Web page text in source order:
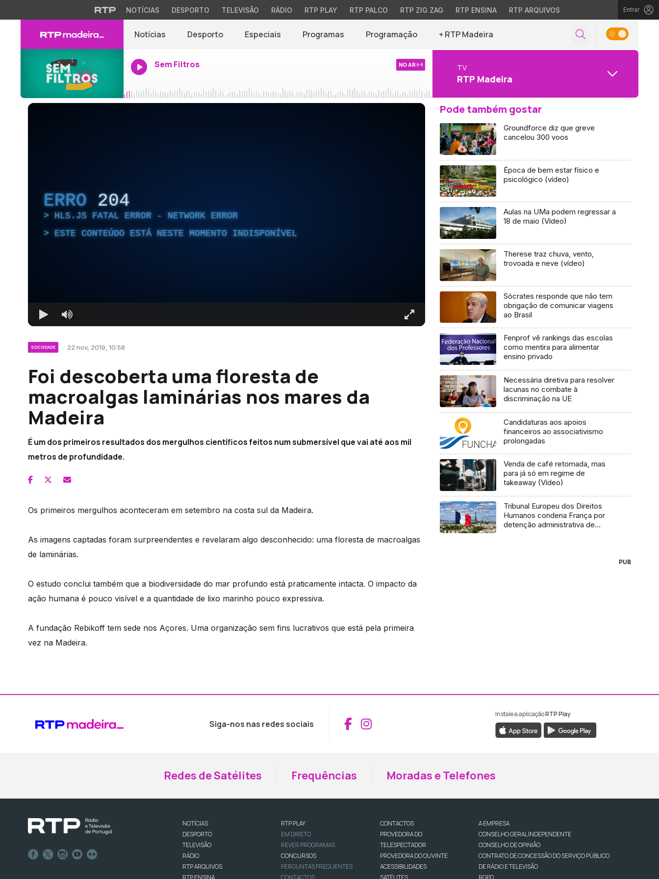
NOTÍCIAS DESPORTO TELEVISÃO RÁDIO RTP PLAY RTP PALCO RTP ZIG ZAG RTP ENSINA RTP ARQUIVOS Entrar
Notícias Desporto Especiais Programas Programação + RTP Madeira
Sem Filtros NO AR TV
RTP Madeira
ERRO 204
HLS.JS FATAL ERROR - NETWORK ERROR
ESTE CONTEÚDO ESTÁ NESTE MOMENTO INDISPONÍVEL
SOCIEDADE 22 nov, 2019, 10:58
Foi descoberta uma floresta de
macroalgas laminárias nos mares da
Madeira
É um dos primeiros resultados dos mergulhos científicos feitos num submersível que vai até aos mil
metros de profundidade.
Os primeiros mergulhos aconteceram em setembro na costa sul da Madeira.
As imagens captadas foram surpreendentes e revelaram algo desconhecido: uma floresta de macroalgas
de laminárias.
O estudo conclui também que a biodiversidade do mar profundo está praticamente intacta. O impacto da
ação humana é pouco visível e a quantidade de lixo marinho pouco expressiva.
A fundação Rebikoff tem sede nos Açores. Uma organização sem fins lucrativos que está pela primeira
vez na Madeira.
Pode também gostar
Groundforce diz que greve
cancelou 300 voos
Época de bem estar físico e
psicológico (vídeo)
Aulas na UMa podem regressar a
18 de maio (Vídeo)
Therese traz chuva, vento,
trovoada e neve (vídeo)
Sócrates responde que não tem
obrigação de comunicar viagens
ao Brasil
Fenprof vê rankings das escolas
como mentira para alimentar
ensino privado
Necessária diretiva para resolver
lacunas no combate à
discriminação na UE
Candidaturas aos apoios
financeiros ao associativismo
prolongadas
Venda de café retomada, mas
para já só em regime de
takeaway (Vídeo)
Tribunal Europeu dos Direitos
Humanos condena França por
detenção administrativa de
PUB
Siga-nos nas redes sociais Aceder ao Facebook da RTP Madeira
Aceder ao Instagram da RTP Madeira
Instale a aplicaçãoRTP Play
Redes de Satélites Frequências Moradas e Telefones
NOTÍCIAS
DESPORTO
TELEVISÃO
RÁDIO
RTP ARQUIVOS
RTP ENSINA
RTP PLAY
EM DIRETO
REVER PROGRAMAS
CONCURSOS
PERGUNTAS FREQUENTES
CONTACTOS
CONTACTOS
PROVEDORA DO
TELESPECTADOR
PROVEDORA DO OUVINTE
ACESSIBILIDADES
SATÉLITES
A EMPRESA
CONSELHO GERAL INDEPENDENTE
CONSELHO DE OPINIÃO
CONTRATO DE CONCESSÃO DO SERVIÇO PÚBLICO
DE RÁDIO E TELEVISÃO
RGPD